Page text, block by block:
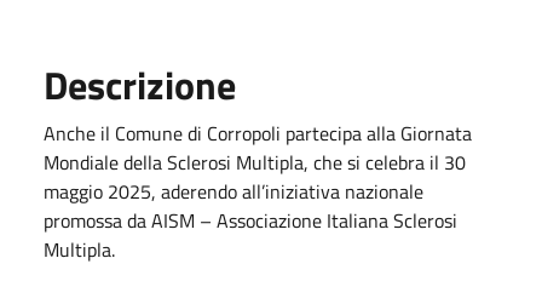
Descrizione
Anche il Comune di Corropoli partecipa alla Giornata
Mondiale della Sclerosi Multipla, che si celebra il 30
maggio 2025, aderendo all’iniziativa nazionale
promossa da AISM – Associazione Italiana Sclerosi
Multipla.